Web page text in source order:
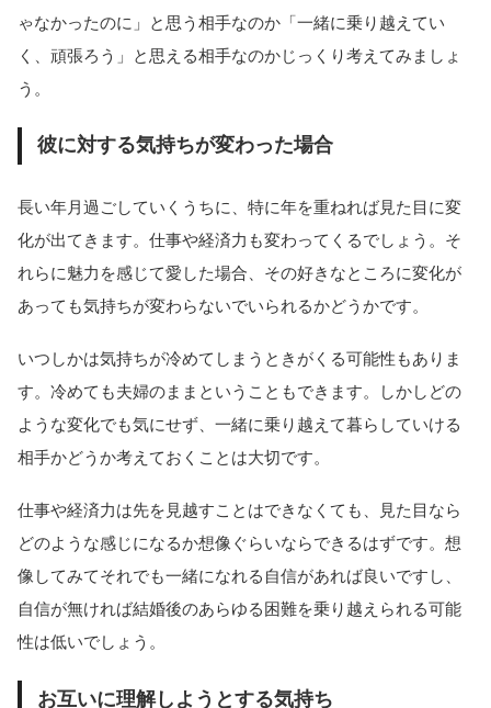
ゃなかったのに」と思う相手なのか「一緒に乗り越えてい
く、頑張ろう」と思える相手なのかじっくり考えてみましょ
う。
彼に対する気持ちが変わった場合
長い年月過ごしていくうちに、特に年を重ねれば見た目に変
化が出てきます。仕事や経済力も変わってくるでしょう。そ
れらに魅力を感じて愛した場合、その好きなところに変化が
あっても気持ちが変わらないでいられるかどうかです。
いつしかは気持ちが冷めてしまうときがくる可能性もありま
す。冷めても夫婦のままということもできます。しかしどの
ような変化でも気にせず、一緒に乗り越えて暮らしていける
相手かどうか考えておくことは大切です。
仕事や経済力は先を見越すことはできなくても、見た目なら
どのような感じになるか想像ぐらいならできるはずです。想
像してみてそれでも一緒になれる自信があれば良いですし、
自信が無ければ結婚後のあらゆる困難を乗り越えられる可能
性は低いでしょう。
お互いに理解しようとする気持ち